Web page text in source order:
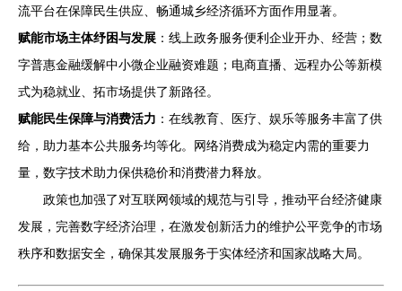
流平台在保障民生供应、畅通城乡经济循环方面作用显著。
赋能市场主体纾困与发展 ：线上政务服务便利企业开办、经营；数
字普惠金融缓解中小微企业融资难题；电商直播、远程办公等新模
式为稳就业、拓市场提供了新路径。
赋能民生保障与消费活力 ：在线教育、医疗、娱乐等服务丰富了供
给，助力基本公共服务均等化。网络消费成为稳定内需的重要力
量，数字技术助力保供稳价和消费潜力释放。
政策也加强了对互联网领域的规范与引导，推动平台经济健康
发展，完善数字经济治理，在激发创新活力的维护公平竞争的市场
秩序和数据安全，确保其发展服务于实体经济和国家战略大局。